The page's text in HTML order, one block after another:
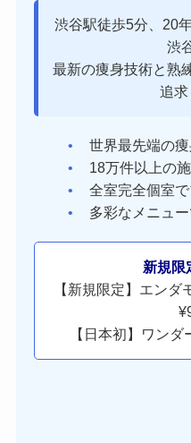
渋谷駅徒歩5分、20
渋
最新の痩身技術と熟
追求
世界最先端の
18万件以上の
全室完全個室
多彩なメニュ
新規限
【新規限定】エン
【日本初】ワン